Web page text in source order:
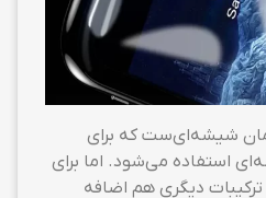
شیشه‌ای‌ست که برای
استفاده می‌شود. اما برای
دیگری هم اضافه